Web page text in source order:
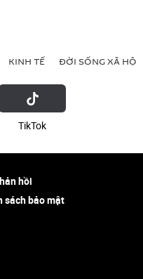
KINH TẾ ĐỜI SỐNG XÃ HỘI
ТikТоk
hồi
sách bảo mật